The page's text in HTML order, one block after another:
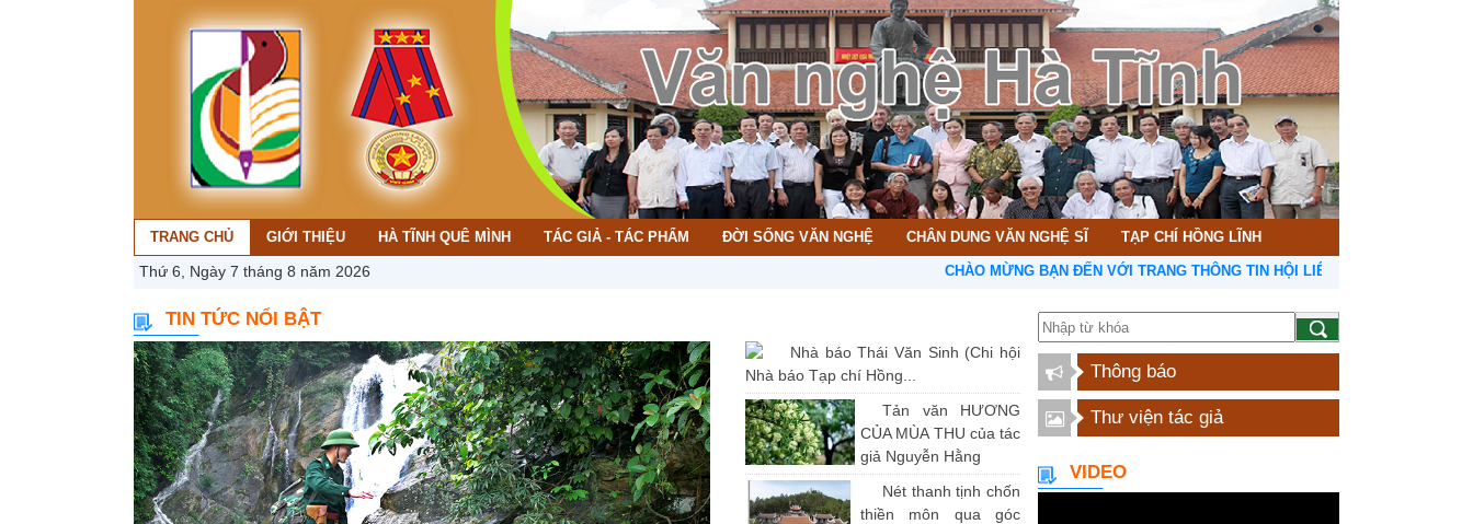
TRANG CHỦ GIỚI THIỆU HÀ TĨNH QUÊ MÌNH TÁC GIẢ - TÁC PHẨM ĐỜI SỐNG VĂN NGHỆ CHÂN DUNG VĂN NGHỆ SĨ TẠP CHÍ HỒNG LĨNH
Thứ 6, Ngày 7 tháng 8 năm 2026 CHÀO MỪNG BẠN ĐẾN VỚI TRANG THÔNG TIN HỘI LIÊN HIỆP VĂN HỌC NGHỆ
TIN TỨC NỔI BẬT
Nhà báo Thái Văn Sinh (Chi hội
Nhà báo Tạp chí Hồng...
Tản văn HƯƠNG
CỦA MÙA THU của tác
giả Nguyễn Hằng
Nét thanh tịnh chốn
thiền môn qua góc
Thông báo
Thư viện tác giả
VIDEO